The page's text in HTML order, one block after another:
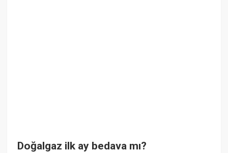
Doğalgaz ilk ay bedava mı?